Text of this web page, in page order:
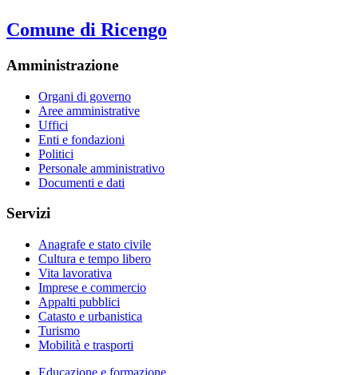
Comune di Ricengo
Amministrazione
Organi di governo
Aree amministrative
Uffici
Enti e fondazioni
Politici
Personale amministrativo
Documenti e dati
Servizi
Anagrafe e stato civile
Cultura e tempo libero
Vita lavorativa
Imprese e commercio
Appalti pubblici
Catasto e urbanistica
Turismo
Mobilità e trasporti
Educazione e formazione